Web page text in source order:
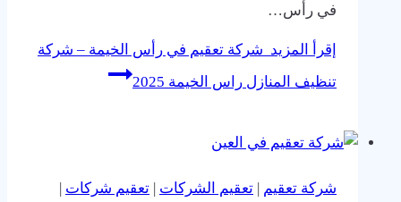
في رأس…
إقرأ المزيد شركة تعقيم في رأس الخيمة – شركة
تنظيف المنازل راس الخيمة 2025
شركة تعقيم | تعقيم الشركات | تعقيم شركات |